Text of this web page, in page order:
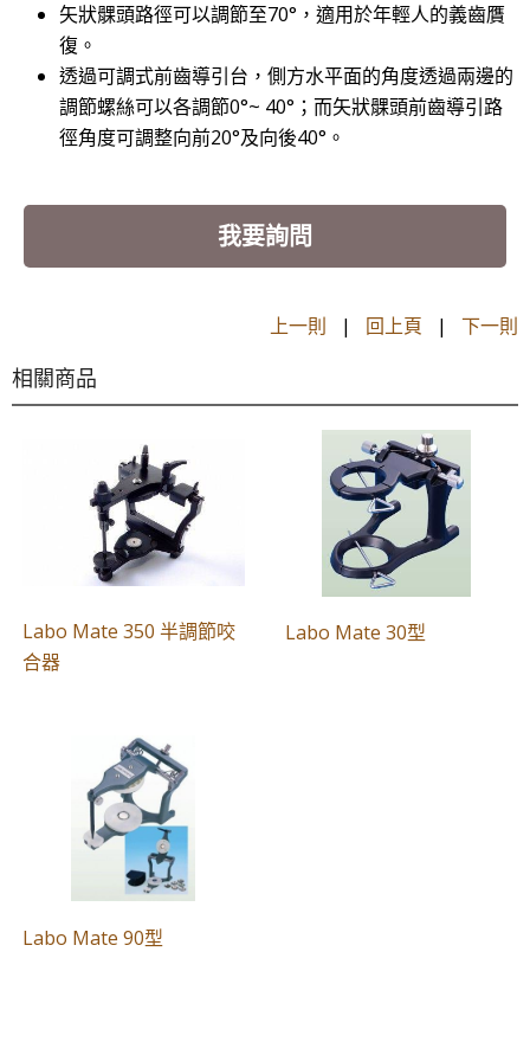
矢狀髁頭路徑可以調節至70°，適用於年輕人的義齒贋
復。
透過可調式前齒導引台，側方水平面的角度透過兩邊的
調節螺絲可以各調節0°~ 40°；而矢狀髁頭前齒導引路
徑角度可調整向前20°及向後40°。
我要詢問
上一則 | 回上頁 | 下一則
相關商品
Labo Mate 350 半調節咬
合器
Labo Mate 30型
Labo Mate 90型